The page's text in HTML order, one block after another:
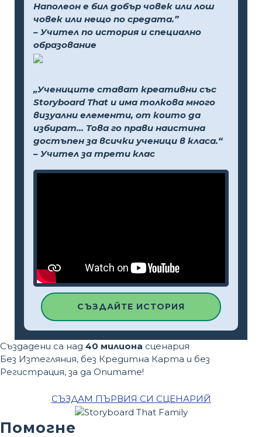
Наполеон е бил добър човек или лош
човек или нещо по средата.”
– Учител по история и специално
образование
„Учениците стават креативни със
Storyboard That и има толкова много
визуални елементи, от които да
избират... Това го прави наистина
достъпен за всички ученици в класа.“
– Учител за трети клас
СЪЗДАЙТЕ ИСТОРИЯ
Създадени са над 40 милиона сценария
Без Изтегляния, без Кредитна Карта и без
Регистрация, за да Опитате!
СЪЗДАМ ПЪРВИЯ СИ СЦЕНАРИЙ
Помогне